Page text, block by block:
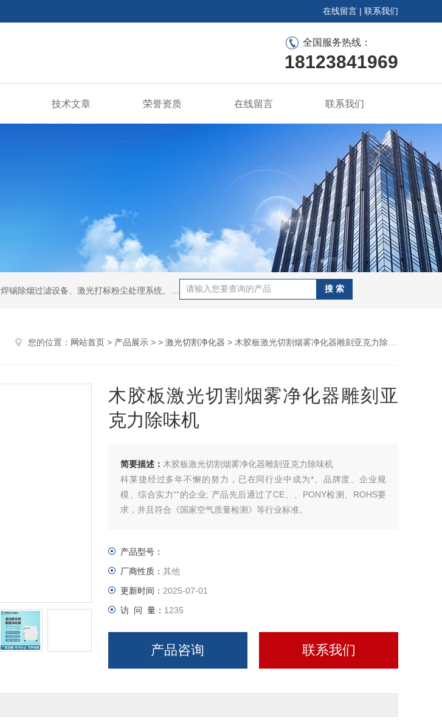
在线留言 | 联系我们
全国服务热线：
18123841969
技术文章 荣誉资质 在线留言 联系我们
您的位置： 网站首页 > 产品展示 > > 激光切割净化器 > 木胶板激光切割烟雾净化器雕刻亚克力除味机
木胶板激光切割烟雾净化器雕刻亚
克力除味机
简要描述： 木胶板激光切割烟雾净化器雕刻亚克力除味机
科莱捷经过多年不懈的努力，已在同行业中成为*、品牌度、企业规
模、综合实力“"的企业; 产品先后通过了CE、、PONY检测、ROHS要
求，并且符合《国家空气质量检测》等行业标准。
产品型号：
厂商性质： 其他
更新时间： 2025-07-01
访 问 量： 1235
产品咨询 联系我们